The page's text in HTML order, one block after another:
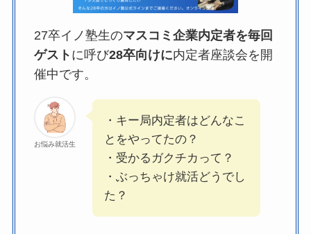
27卒イノ塾生のマスコミ企業内定者を毎回
ゲスト に呼び28卒向けに内定者座談会を開
催中です。
お悩み就活生
・キー局内定者はどんなこ
とをやってたの？
・受かるガクチカって？
・ぶっちゃけ就活どうでし
た？